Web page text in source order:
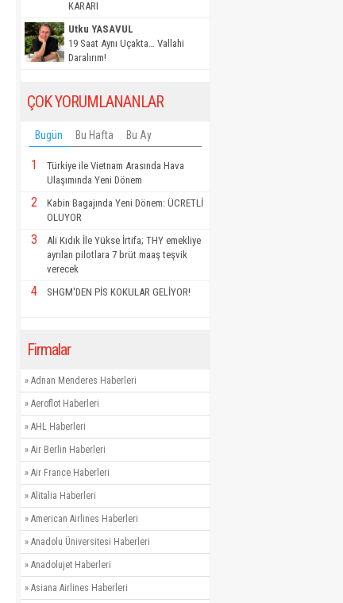
KARARI
Utku YASAVUL
19 Saat Aynı Uçakta… Vallahi
Daralırım!
ÇOK YORUMLANANLAR
Bugün Bu Hafta Bu Ay
1
Türkiye ile Vietnam Arasında Hava
Ulaşımında Yeni Dönem
2
Kabin Bagajında Yeni Dönem: ÜCRETLİ
OLUYOR
3
Ali Kıdık İle Yükse İrtifa; THY emekliye
ayrılan pilotlara 7 brüt maaş teşvik
verecek
4 SHGM'DEN PİS KOKULAR GELİYOR!
Firmalar
» Adnan Menderes Haberleri
» Aeroflot Haberleri
» AHL Haberleri
» Air Berlin Haberleri
» Air France Haberleri
» Alitalia Haberleri
» American Airlines Haberleri
» Anadolu Üniversitesi Haberleri
» Anadolujet Haberleri
» Asiana Airlines Haberleri